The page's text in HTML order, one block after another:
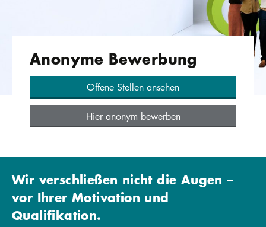
Anonyme Bewerbung
Offene Stellen ansehen
Hier anonym bewerben
Wir verschließen nicht die Augen –
vor Ihrer Motivation und
Qualifikation.